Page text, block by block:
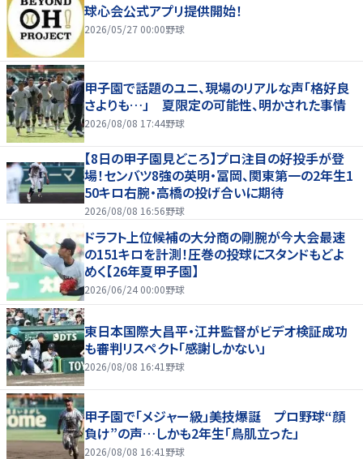
球心会公式アプリ提供開始！
2026/05/27 00:00野球
甲子園で話題のユニ、現場のリアルな声「格好良
さよりも…」 夏限定の可能性、明かされた事情
2026/08/08 17:44野球
【8日の甲子園見どころ】プロ注目の好投手が登
場！センバツ8強の英明・冨岡、関東第一の2年生1
50キロ右腕・高橋の投げ合いに期待
2026/08/08 16:56野球
ドラフト上位候補の大分商の剛腕が今大会最速
の151キロを計測！圧巻の投球にスタンドもどよ
めく【26年夏甲子園】
2026/06/24 00:00野球
東日本国際大昌平・江井監督がビデオ検証成功
も審判リスペクト「感謝しかない」
2026/08/08 16:41 野球
甲子園で「メジャー級」美技爆誕 プロ野球“顔
負け”の声…しかも2年生「鳥肌立った」
2026/08/08 16:41 野球